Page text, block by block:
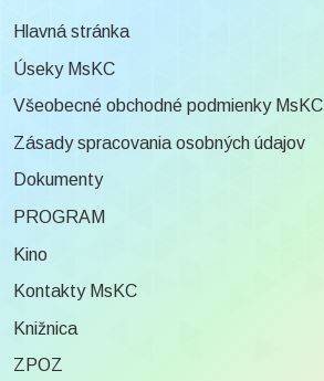
Hlavná stránka
Úseky MsKC
Všeobecné obchodné podmienky MsKC
Zásady spracovania osobných údajov
Dokumenty
PROGRAM
Kino
Kontakty MsKC
Knižnica
ZPOZ